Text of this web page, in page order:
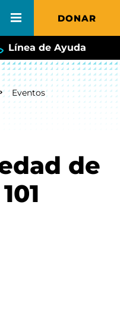
DONAR
Línea de Ayuda
Eventos
de